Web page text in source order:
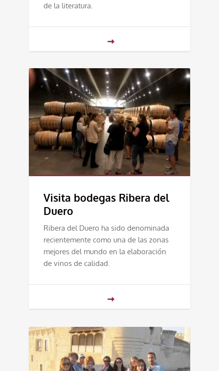
de la literatura.
Visita bodegas Ribera del
Duero
Ribera del Duero ha sido denominada
recientemente como una de las zonas
mejores del mundo en la elaboración
de vinos de calidad.